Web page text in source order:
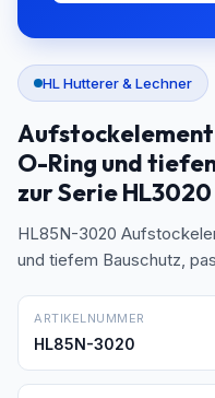
HL Hutterer & Lechner
O-Ring und
zur Serie HL3020
HL85N-3020
und tiefem Bauschutz,
ARTIKELNUMMER
HL85N-3020